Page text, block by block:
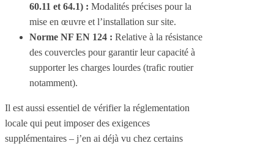
60.11 et 64.1) : Modalités précises pour la
mise en œuvre et l’installation sur site.
Norme NF EN 124 : Relative à la résistance
des couvercles pour garantir leur capacité à
supporter les charges lourdes (trafic routier
notamment).
Il est aussi essentiel de vérifier la réglementation
locale qui peut imposer des exigences
supplémentaires – j’en ai déjà vu chez certains